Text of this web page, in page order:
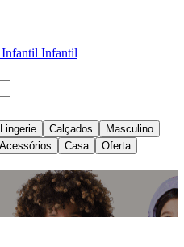
Infantil Infantil
Lingerie Calçados
Masculino
Acessórios Casa Oferta